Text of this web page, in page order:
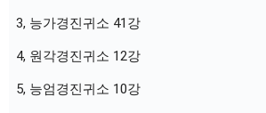
3, 능가경진귀소 41강
4, 원각경진귀소 12강
5, 능엄경진귀소 10강